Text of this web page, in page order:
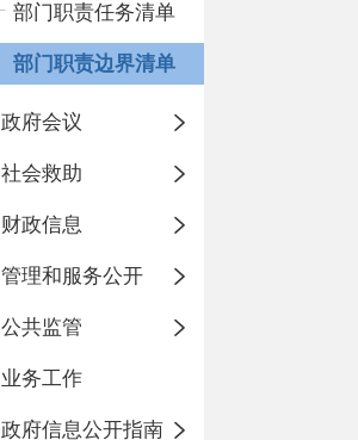
部门职责任务清单
部门职责边界清单
政府会议
社会救助
财政信息
管理和服务公开
公共监管
业务工作
政府信息公开指南